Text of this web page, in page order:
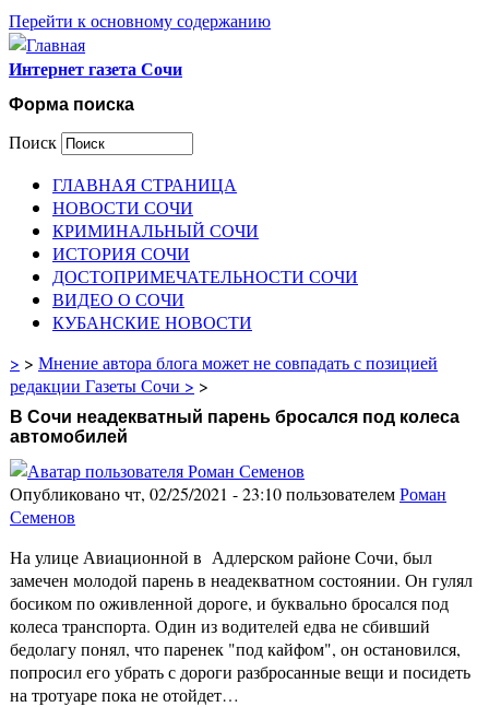
Перейти к основному содержанию
Интернет газета Сочи
Форма поиска
Поиск
ГЛАВНАЯ СТРАНИЦА
НОВОСТИ СОЧИ
КРИМИНАЛЬНЫЙ СОЧИ
ИСТОРИЯ СОЧИ
ДОСТОПРИМЕЧАТЕЛЬНОСТИ СОЧИ
ВИДЕО О СОЧИ
КУБАНСКИЕ НОВОСТИ
> > Мнение автора блога может не совпадать с позицией
редакции Газеты Сочи > >
В Сочи неадекватный парень бросался под колеса
автомобилей
Опубликовано чт, 02/25/2021 - 23:10 пользователемРоман
Семенов
На улице Авиационной в Адлерском районе Сочи, был
замечен молодой парень в неадекватном состоянии. Он гулял
босиком по оживленной дороге, и буквально бросался под
колеса транспорта. Один из водителей едва не сбивший
бедолагу понял, что паренек "под кайфом", он остановился,
попросил его убрать с дороги разбросанные вещи и посидеть
на тротуаре пока не отойдет…